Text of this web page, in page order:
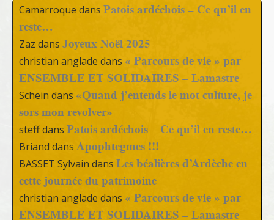
Camarroque dans Patois ardéchois – Ce qu’il en
reste…
Zaz dans Joyeux Noël 2025
christian anglade dans « Parcours de vie » par
ENSEMBLE ET SOLIDAIRES – Lamastre
Schein dans «Quand j’entends le mot culture, je
sors mon revolver»
steffdans Patois ardéchois – Ce qu’il en reste…
Briand dans Apophtegmes !!!
BASSET Sylvain dans Les béalières d’Ardèche en
cette journée du patrimoine
christian anglade dans « Parcours de vie » par
ENSEMBLE ET SOLIDAIRES – Lamastre